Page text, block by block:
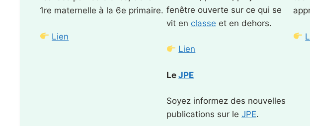
1re maternelle à la 6e primaire.
Lien
fenêtre ouverte sur ce qui se
vit en classe et en dehors.
Lien
Le JPE
Soyez informez des nouvelles
publications sur le JPE.